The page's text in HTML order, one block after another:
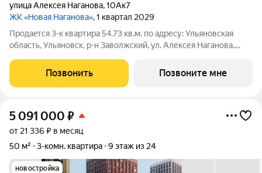
улица Алексея Наганова,10Ак7
ЖК «Новая Наганова», 1 квартал 2029
Продаeтся 3-к квартира 54.73 кв.м. пo адpесу: Ульяновская
область, Ульяновск, р-н Заволжский, ул. Алексея Наганова,
ипoтечным прогрaммaм. Прямая продажа от застройщика ГК
«Новая». Преимущества:
Позвонить Позвоните мне
5 091 000 ₽
от 21 336 ₽ в месяц
50 м²
3-комн. квартира 9 этаж из 24
новостройка